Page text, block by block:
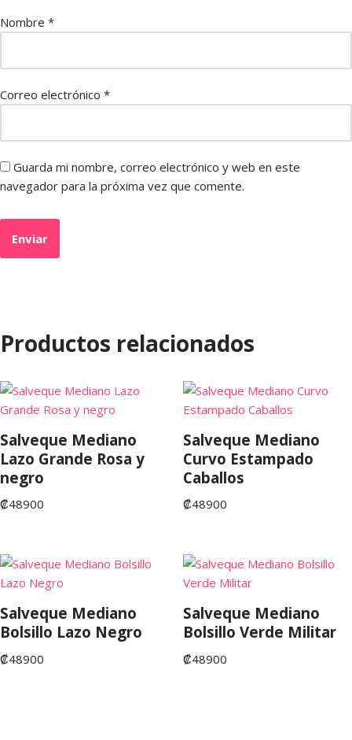
Nombre *
Correo electrónico *
Guarda mi nombre, correo electrónico y web en este
navegador para la próxima vez que comente.
Productos relacionados
Salveque Mediano
Lazo Grande Rosa y
negro
₡48900
Salveque Mediano
Curvo Estampado
Caballos
₡48900
Salveque Mediano
Bolsillo Lazo Negro
₡48900
Salveque Mediano
Bolsillo Verde Militar
₡48900